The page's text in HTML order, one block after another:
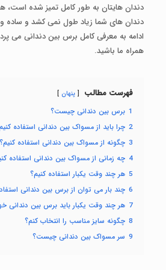
دندان هایتان به طور کامل تمیز شده است،
دندان های شما زیاد طول نمی کشد و ساده و
ادامه به معرفی کامل برس بین دندانی می
همراه ما باشید.
فهرست مطالب پنهان
1 برس بین دندانی چیست؟
2 چرا باید از مسواک بین دندانی استفاده
3 چگونه از مسواک بین دندانی استفاده کنیم؟
4 چه زمانی از مسواک بین دندانی استفاده
5 هر چند وقت یکبار استفاده کنیم؟
6 چند بار می توان از برس بین دندانی
7 هر چند وقت یکبار باید برس بین دندانی
8 چگونه سایز مناسب را انتخاب کنم؟
9 سر مسواک بین دندانی چیست؟